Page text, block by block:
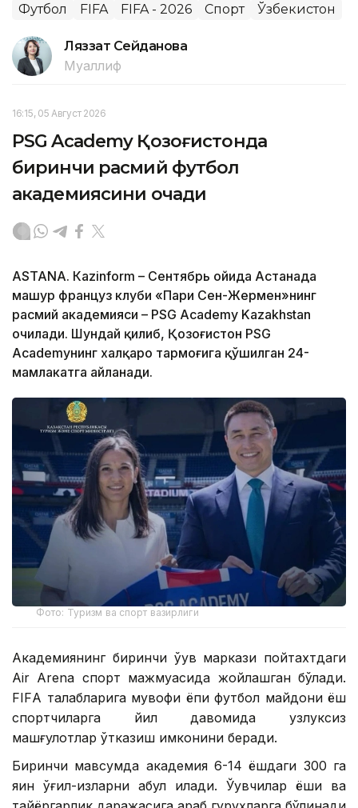
Футбол FIFA FIFA - 2026 Спорт Ўзбекистон
Ляззат Сейданова
Муаллиф
16:15, 05 Август 2026
PSG Academy Қозоғистонда
биринчи расмий футбол
академиясини очади
ASTANА. Кazinform – Сентябрь ойида Астанада
машҳур француз клуби «Пари Сен-Жермен»нинг
расмий академияси – PSG Academy Kazakhstan
очилади. Шундай қилиб, Қозоғистон PSG
Academyнинг халқаро тармоғига қўшилган 24-
мамлакатга айланади.
Фото: Туризм ва спорт вазирлиги
Академиянинг биринчи ўқув маркази пойтахтдаги
Air Arena спорт мажмуасида жойлашган бўлади.
FIFА талабларига мувофиқ ёпиқ футбол майдони ёш
спортчиларга йил давомида узлуксиз
машғулотлар ўтказиш имконини беради.
Биринчи мавсумда академия 6-14 ёшдаги 300 га
яқин ўғил-қизларни қабул қилади. Ўқувчилар ёши ва